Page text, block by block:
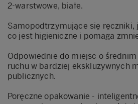
2-warstwowe, białe.
Samopodtrzymujące się ręczniki,
co jest higieniczne i pomaga
Odpowiednie do miejsc o
ruchu w bardziej ekskluzywnych
publicznych.
Poręczne opakowanie -